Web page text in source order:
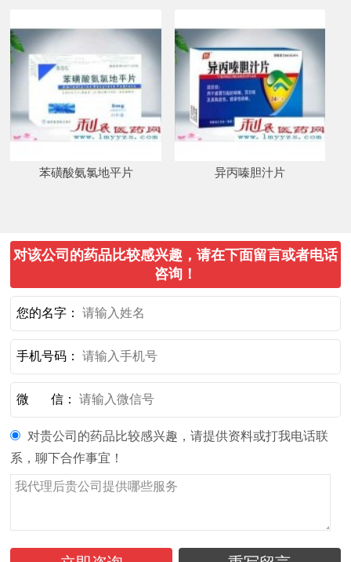
苯磺酸氨氯地平片 异丙嗪胆汁片
对该公司的药品比较感兴趣，请在下面留言或者电话
咨询！
您的名字：
手机号码：
微 信：
对贵公司的药品比较感兴趣，请提供资料或打我电话联
系，聊下合作事宜！